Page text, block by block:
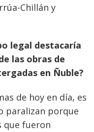
Chillán y
legal destacaría
las obras de
en Ñuble?
de hoy en día, es
paralizan porque
que fueron